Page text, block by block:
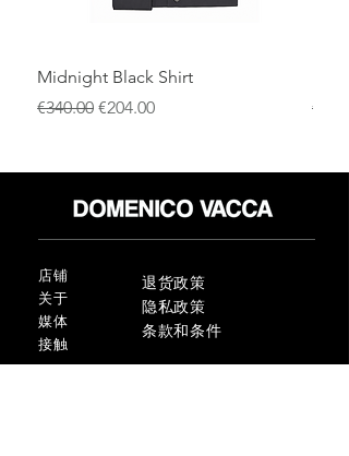
Midnight Black Shirt
一般價格
€340.00 促銷價格
€204.00
一般
店铺
关于
媒体
接触
退货政策
隐私政策
条款和条件